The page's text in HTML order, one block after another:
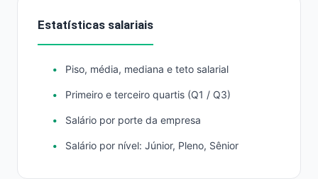
Estatísticas salariais
Piso, média, mediana e teto salarial
Primeiro e terceiro quartis (Q1 / Q3)
Salário por porte da empresa
Salário por nível: Júnior, Pleno, Sênior